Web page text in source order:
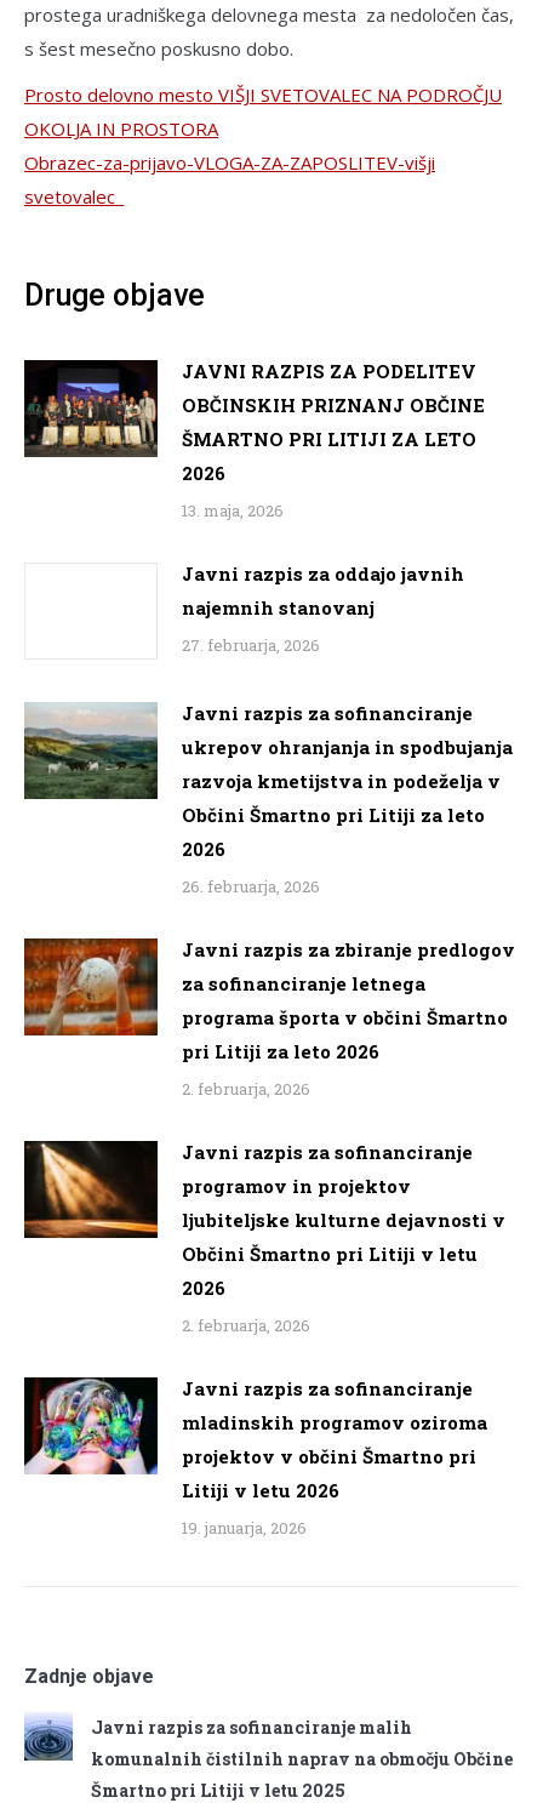
prostega uradniškega delovnega mesta za nedoločen čas,
s šest mesečno poskusno dobo.
Prosto delovno mesto VIŠJI SVETOVALEC NA PODROČJU
OKOLJA IN PROSTORA
Obrazec-za-prijavo-VLOGA-ZA-ZAPOSLITEV-višji
svetovalec_
Druge objave
JAVNI RAZPIS ZA PODELITEV
OBČINSKIH PRIZNANJ OBČINE
ŠMARTNO PRI LITIJI ZA LETO
2026
13. maja, 2026
Javni razpis za oddajo javnih
najemnih stanovanj
27. februarja, 2026
Javni razpis za sofinanciranje
ukrepov ohranjanja in spodbujanja
razvoja kmetijstva in podeželja v
Občini Šmartno pri Litiji za leto
2026
26. februarja, 2026
Javni razpis za zbiranje predlogov
za sofinanciranje letnega
programa športa v občini Šmartno
pri Litiji za leto 2026
2. februarja, 2026
Javni razpis za sofinanciranje
programov in projektov
ljubiteljske kulturne dejavnosti v
Občini Šmartno pri Litiji v letu
2026
2. februarja, 2026
Javni razpis za sofinanciranje
mladinskih programov oziroma
projektov v občini Šmartno pri
Litiji v letu 2026
19. januarja, 2026
Zadnje objave
Javni razpis za sofinanciranje malih
komunalnih čistilnih naprav na območju Občine
Šmartno pri Litiji v letu 2025